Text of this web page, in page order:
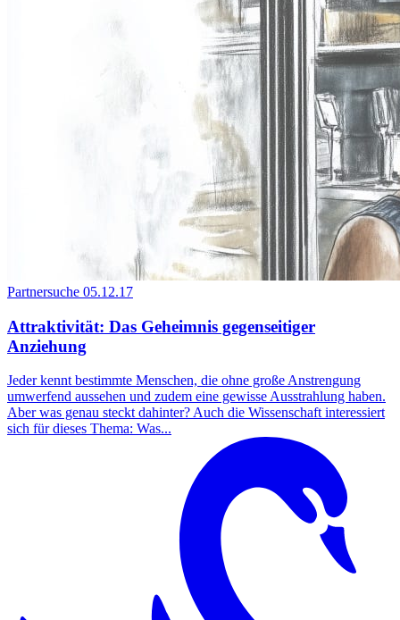
Partnersuche 05.12.17
Attraktivität: Das Geheimnis gegenseitiger
Anziehung
Jeder kennt bestimmte Menschen, die ohne große Anstrengung
umwerfend aussehen und zudem eine gewisse Ausstrahlung haben.
Aber was genau steckt dahinter? Auch die Wissenschaft interessiert
sich für dieses Thema: Was...